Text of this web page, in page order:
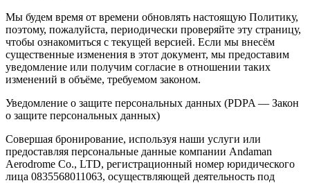
Мы будем время от времени обновлять настоящую Политику,
поэтому, пожалуйста, периодически проверяйте эту страницу,
чтобы ознакомиться с текущей версией. Если мы внесём
существенные изменения в этот документ, мы предоставим
уведомление или получим согласие в отношении таких
изменений в объёме, требуемом законом.
Уведомление о защите персональных данных (PDPA — Закон
о защите персональных данных)
Совершая бронирование, используя наши услуги или
предоставляя персональные данные компании Andaman
Aerodrome Co., LTD, регистрационный номер юридического
лица 0835568011063, осуществляющей деятельность под